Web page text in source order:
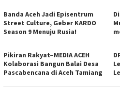
Banda Aceh Jadi Episentrum
Street Culture, Geber KARDO
Season 9 Menuju Rusia!
Pikiran Rakyat–MEDIA ACEH
Kolaborasi Bangun Balai Desa
Pascabencana di Aceh Tamiang